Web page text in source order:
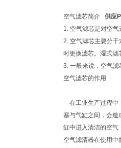
空气滤芯简介 供应
1. 空气滤芯是对空
2. 空气滤芯主要分
时更换滤芯。湿式
3. 一般来说，空气
空气滤芯的作用
在工业生产过程中
塞与气缸之间，会造
缸中进入清洁的空气
空气滤清器在使用中